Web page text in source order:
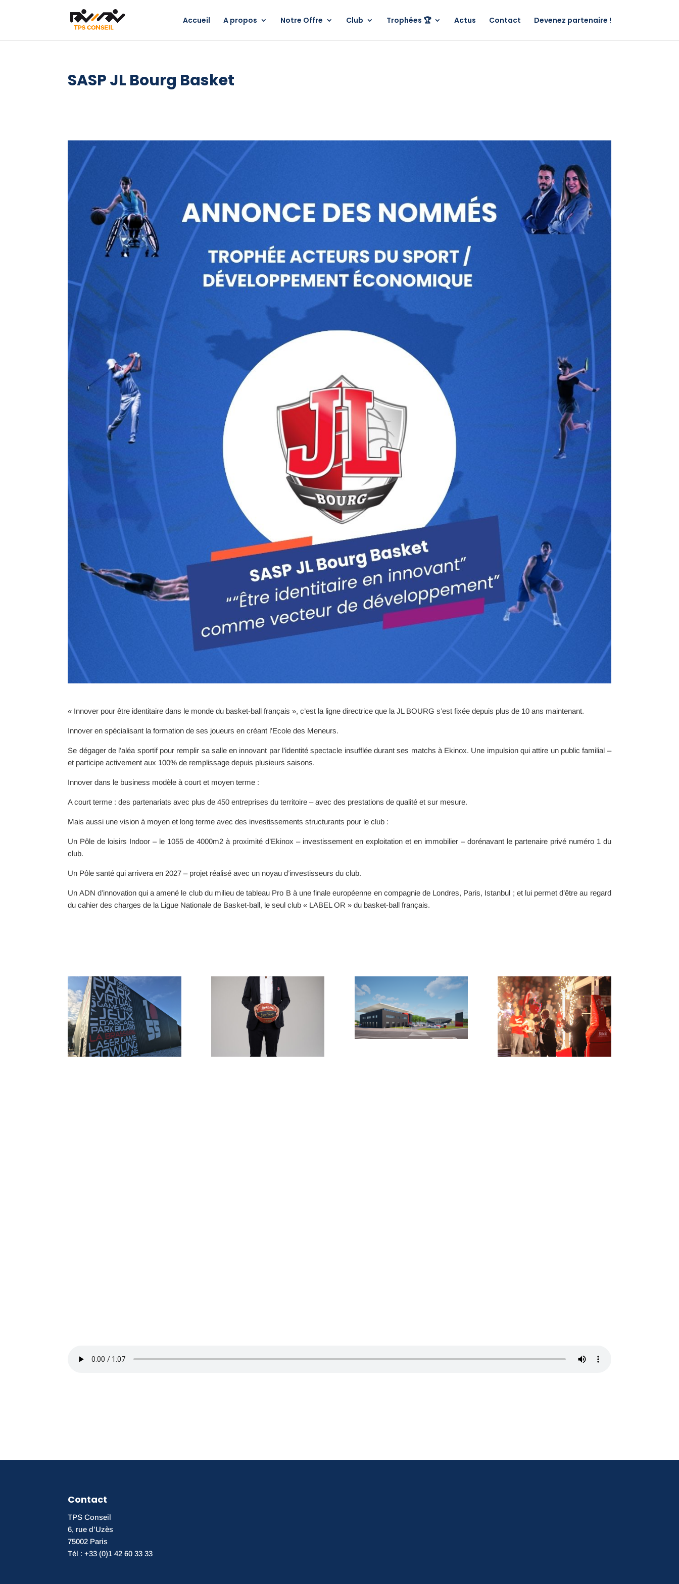
Accueil A propos Notre Offre Club Trophées 🏆 Actus Contact Devenez partenaire !
SASP JL Bourg Basket
« Innover pour être identitaire dans le monde du basket-ball français », c’est la ligne directrice que la JL BOURG s’est fixée depuis plus de 10 ans maintenant.
Innover en spécialisant la formation de ses joueurs en créant l’Ecole des Meneurs.
Se dégager de l’aléa sportif pour remplir sa salle en innovant par l’identité spectacle insufflée durant ses matchs à Ekinox. Une impulsion qui attire un public familial –
et participe activement aux 100% de remplissage depuis plusieurs saisons.
Innover dans le business modèle à court et moyen terme :
A court terme : des partenariats avec plus de 450 entreprises du territoire – avec des prestations de qualité et sur mesure.
Mais aussi une vision à moyen et long terme avec des investissements structurants pour le club :
Un Pôle de loisirs Indoor – le 1055 de 4000m2 à proximité d’Ekinox – investissement en exploitation et en immobilier – dorénavant le partenaire privé numéro 1 du
club.
Un Pôle santé qui arrivera en 2027 – projet réalisé avec un noyau d’investisseurs du club.
Un ADN d’innovation qui a amené le club du milieu de tableau Pro B à une finale européenne en compagnie de Londres, Paris, Istanbul ; et lui permet d’être au regard
du cahier des charges de la Ligue Nationale de Basket-ball, le seul club « LABEL OR » du basket-ball français.
Contact
TPS Conseil
6, rue d’Uzès
75002 Paris
Tél : +33 (0)1 42 60 33 33